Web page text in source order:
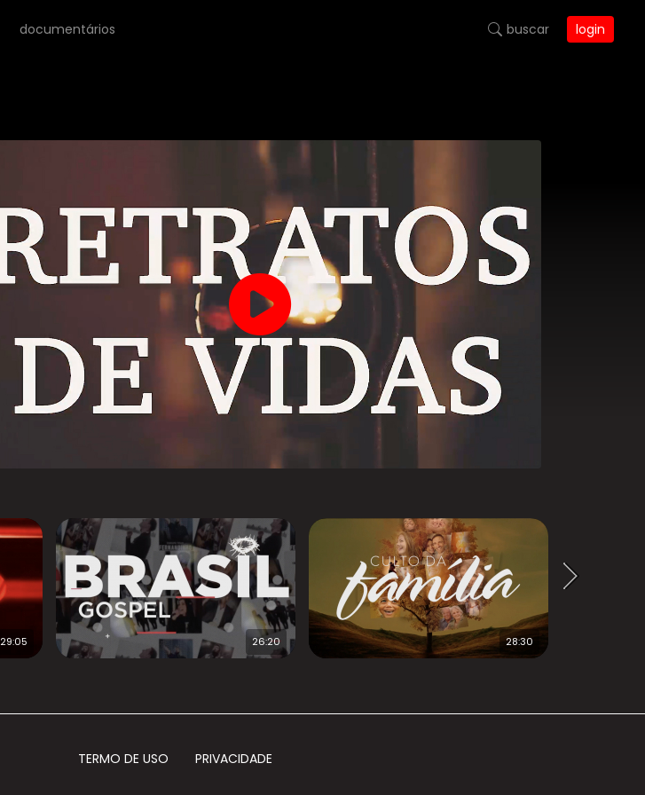
documentários buscar login
29:05 26:20 28:30
TERMO DE USO PRIVACIDADE